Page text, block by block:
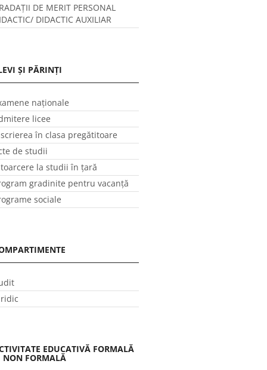
DE MERIT PERSONAL
DIDACTIC AUXILIAR
ȘI PĂRINȚI
naționale
licee
în clasa pregătitoare
de studii
la studii în ţară
gradinite pentru vacanţă
sociale
EDUCATIVĂ FORMALĂ
NON FORMALĂ